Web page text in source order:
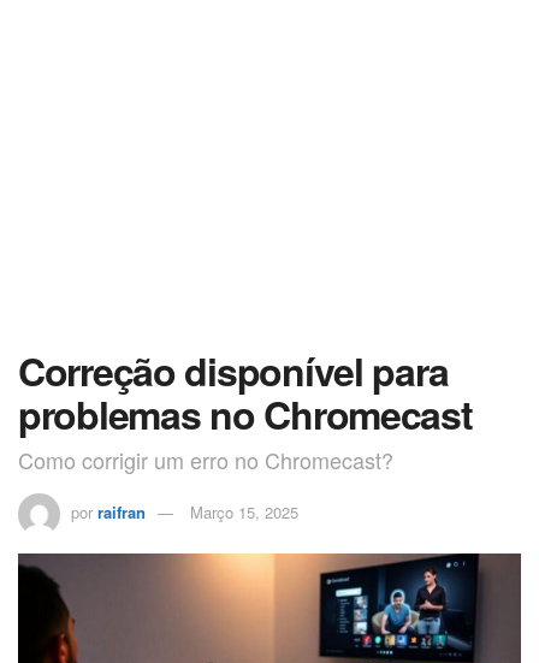
Correção disponível para
problemas no Chromecast
Como corrigir um erro no Chromecast?
por raifran Março 15, 2025